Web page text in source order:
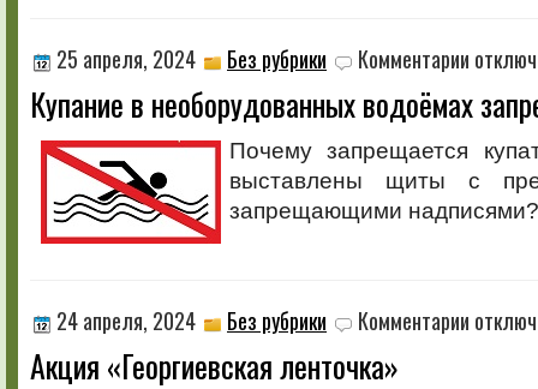
25 апреля, 2024 Без рубрики Комментарии записи
Купание
в
водоёмах
запрещено!
Купание в необорудованных водоёмах
Почему запрещается
выставлены щиты с
запрещающими надписями?
24 апреля, 2024 Без рубрики Комментарии записи
Акция «Георгиевская ленточка»